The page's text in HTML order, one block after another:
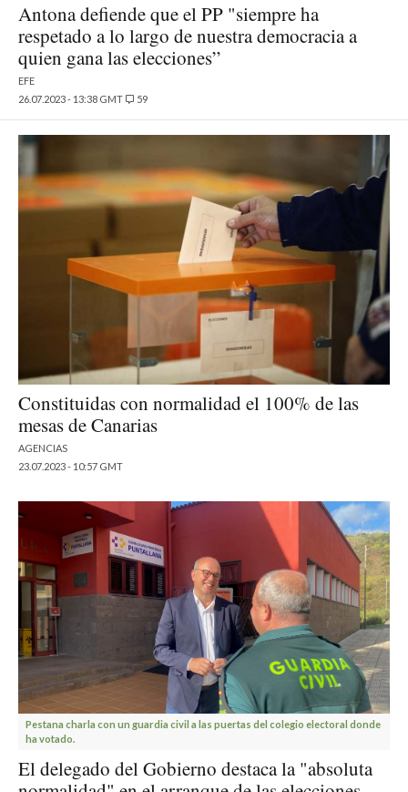
Antona defiende que el PP "siempre ha
respetado a lo largo de nuestra democracia a
quien gana las elecciones”
EFE
26.07.2023 - 13:38 GMT
59
Constituidas con normalidad el 100% de las
mesas de Canarias
AGENCIAS
23.07.2023 - 10:57 GMT
Pestana charla con un guardia civil a las puertas del colegio electoral donde
ha votado.
El delegado del Gobierno destaca la "absoluta